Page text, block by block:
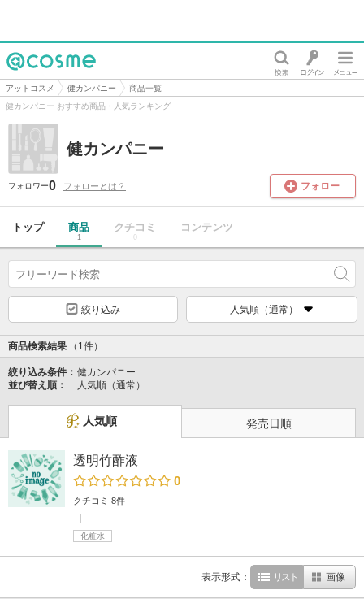
@cosme
アットコスメ 健カンパニー
商品一覧
健カンパニー おすすめ商品・人気ランキング
健カンパニー
フォロワー0 フォローとは？ フォロー
トップ 商品
1
クチコミ
0
コンテンツ
絞り込み 人気順（通常）
商品検索結果 （1件）
絞り込み条件： 健カンパニー
並び替え順：
人気順（通常）
人気順 発売日順
透明竹酢液
0
クチコミ 8件
-
-
化粧水
表示形式： リスト 画像